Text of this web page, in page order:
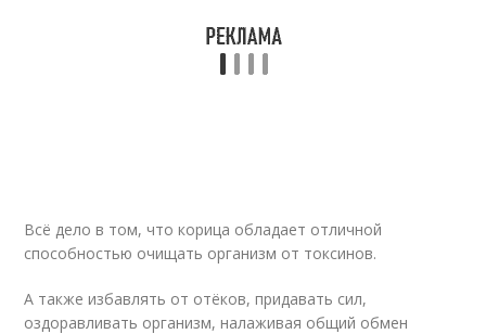
Всё дело в том, что корица обладает отличной
способностью очищать организм от токсинов.
А также избавлять от отёков, придавать сил,
оздоравливать организм, налаживая общий обмен